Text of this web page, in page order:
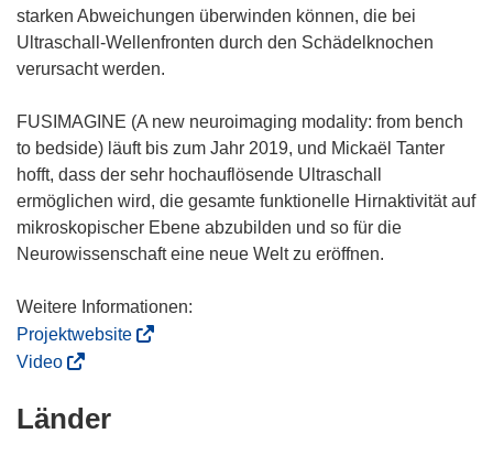
starken Abweichungen überwinden können, die bei
Ultraschall-Wellenfronten durch den Schädelknochen
verursacht werden.
FUSIMAGINE (A new neuroimaging modality: from bench
to bedside) läuft bis zum Jahr 2019, und Mickaël Tanter
hofft, dass der sehr hochauflösende Ultraschall
ermöglichen wird, die gesamte funktionelle Hirnaktivität auf
mikroskopischer Ebene abzubilden und so für die
Neurowissenschaft eine neue Welt zu eröffnen.
Projektwebsite(
Video(
f
Länder